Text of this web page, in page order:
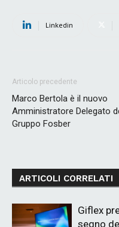
Linkedin
Articolo precedente
Marco Bertola è il nuovo
Amministratore Delegato
Gruppo Fosber
ARTICOLI CORRELATI
Giflex
segno